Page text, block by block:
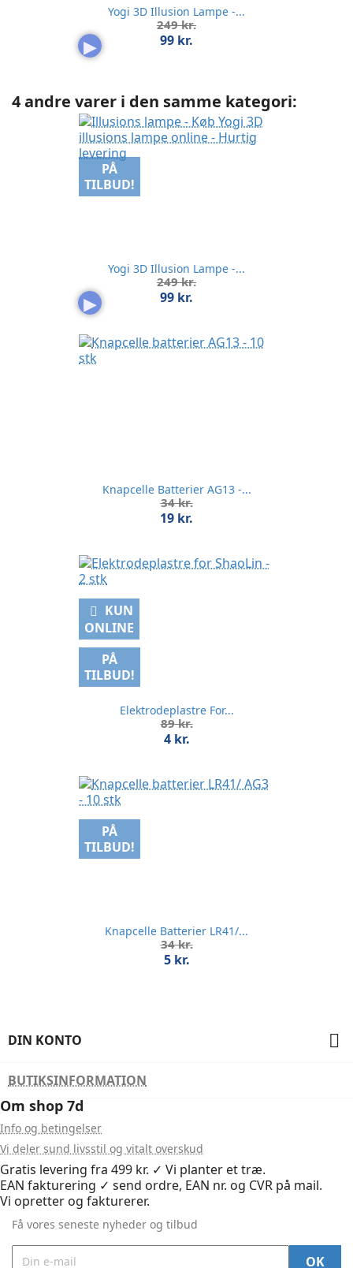
▶
Yogi 3D Illusion Lampe -...
Normalpris
249 kr.
Pris
99 kr.
4 andre varer i den samme kategori:
▶
Yogi 3D Illusion Lampe -...
Normalpris
249 kr.
Pris
99 kr.
PÅ
TILBUD!
Knapcelle Batterier AG13 -...
Normalpris
34 kr.
Pris
19 kr.
Elektrodeplastre For...
Normalpris
89 kr.
Pris
4 kr.
KUN
ONLINE
PÅ
TILBUD!
Knapcelle Batterier LR41/...
Normalpris
34 kr.
Pris
5 kr.
PÅ
TILBUD!
DIN KONTO 
BUTIKSINFORMATION
Om shop 7d
Info og betingelser
Vi deler sund livsstil og vitalt overskud
Gratis levering fra 499 kr. ✓ Vi planter et træ.
EAN fakturering ✓ send ordre, EAN nr. og CVR på mail.
Vi opretter og fakturerer.
Få vores seneste nyheder og tilbud